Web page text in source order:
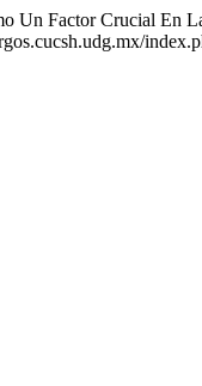
Un Factor Crucial En